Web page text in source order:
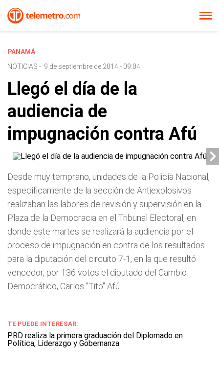
PANAMÁ
NOTICIAS - 9 de septiembre de 2014 - 09:04
Llegó el día de la
audiencia de
impugnación contra Afú
Desde muy temprano, unidades de la Policía Nacional,
específicamente de la sección de Antiexplosivos
realizaban las labores de revisión y supervisión en la
Plaza de la Democracia en el Tribunal Electoral, en
donde este martes se realizará la audiencia por el
proceso de impugnación en contra de los resultados
para la diputación del circuito 7-1, en la que resultó
vencedor, por 136 votos el diputado del Cambio
Democrático, Carlos "Tito" Afú.
TE PUEDE INTERESAR:
PRD realiza la primera graduación del Diplomado en
Política, Liderazgo y Gobernanza